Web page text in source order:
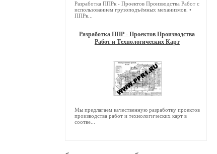
Разработка ППРк - Проектов Производства Работ с
использованием грузоподъёмных механизмов. •
ППРк...
Разработка ППР - Проектов Производства
Работ и Технологических Карт
Мы предлагаем качественную разработку проектов
производства работ и технологических карт в
соотве...